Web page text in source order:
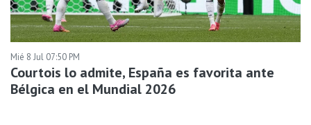
Mié 8 Jul 07:50 PM
Courtois lo admite, España es favorita ante
Bélgica en el Mundial 2026